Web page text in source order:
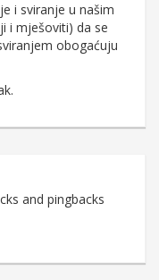
i sviranje u našim
i mješoviti) da se
obogaćuju
and pingbacks